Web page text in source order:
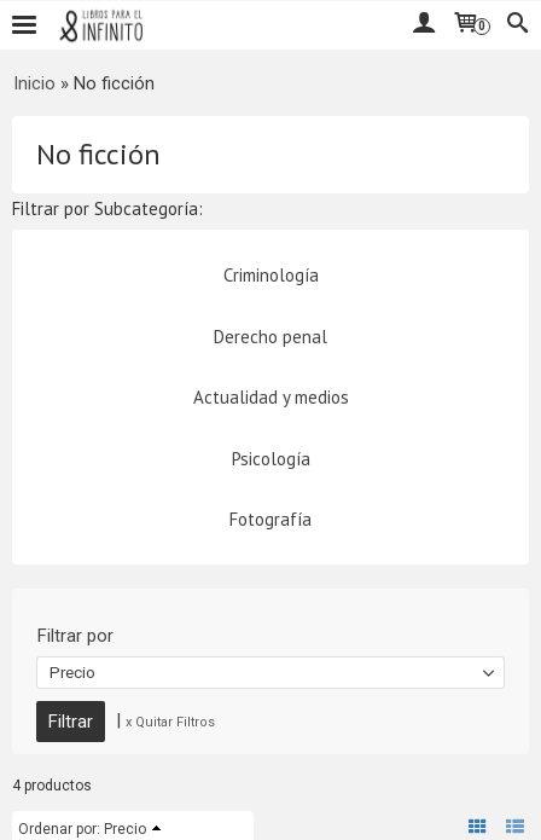
0
Inicio » No ficción
No ficción
Filtrar por Subcategoría:
Criminología
Derecho penal
Actualidad y medios
Psicología
Fotografía
Filtrar por
Precio
| x Quitar Filtros
4 productos
Ordenar por: Precio